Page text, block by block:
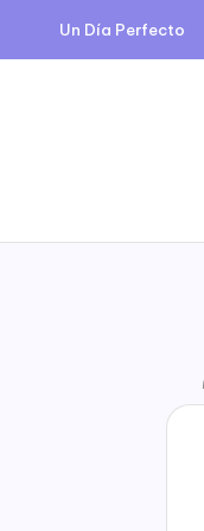
Skip
Un Día Perfecto